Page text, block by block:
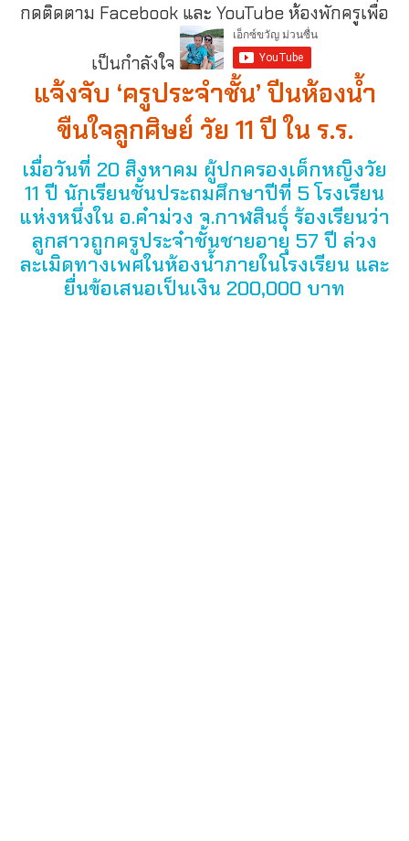
กดติดตาม Facebook และ YouTube ห้องพักครูเพื่อ
เป็นกำลังใจ
แจ้งจับ ‘ครูประจำชั้น’ ปีนห้องน้ำ
ขืนใจลูกศิษย์ วัย 11 ปี ใน ร.ร.
เมื่อวันที่ 20 สิงหาคม ผู้ปกครองเด็กหญิงวัย
11 ปี นักเรียนชั้นประถมศึกษาปีที่ 5 โรงเรียน
แห่งหนึ่งใน อ.คำม่วง จ.กาฬสินธุ์ ร้องเรียนว่า
ลูกสาวถูกครูประจำชั้นชายอายุ 57 ปี ล่วง
ละเมิดทางเพศในห้องน้ำภายในโรงเรียน และ
ยื่นข้อเสนอเป็นเงิน 200,000 บาท